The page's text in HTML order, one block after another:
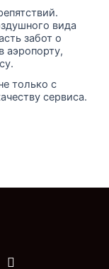
вида
забот о
аэропорту,
только с
сервиса.